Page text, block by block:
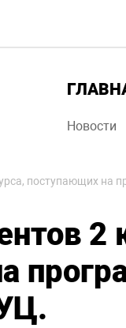
Новости
поступающих на
2